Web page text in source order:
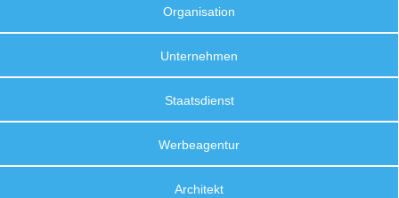
Organisation
Unternehmen
Staatsdienst
Werbeagentur
Architekt